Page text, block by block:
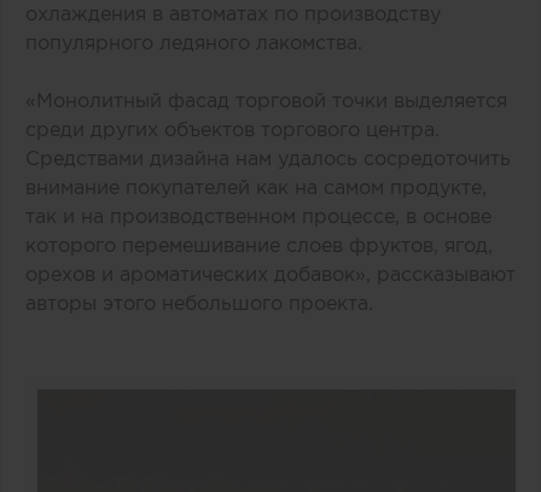
охлаждения в автоматах по производству
популярного ледяного лакомства.
«Монолитный фасад торговой точки выделяется
среди других объектов торгового центра.
Средствами дизайна нам удалось сосредоточить
внимание покупателей как на самом продукте,
так и на производственном процессе, в основе
которого перемешивание слоев фруктов, ягод,
орехов и ароматических добавок», рассказывают
авторы этого небольшого проекта.